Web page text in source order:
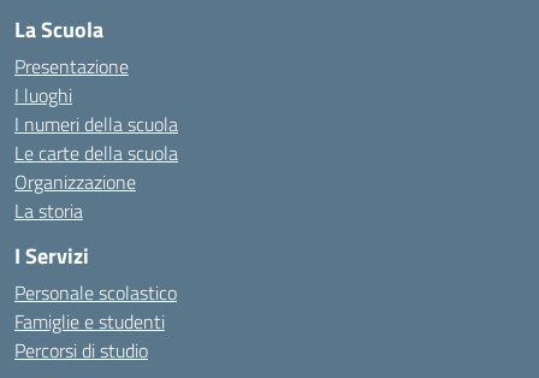
La Scuola
Presentazione
I luoghi
I numeri della scuola
Le carte della scuola
Organizzazione
La storia
I Servizi
Personale scolastico
Famiglie e studenti
Percorsi di studio